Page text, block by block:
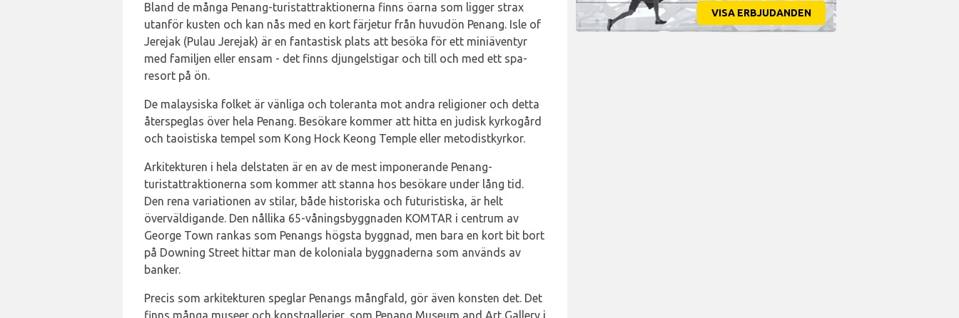
Bland de många Penang-turistattraktionerna finns öarna som ligger strax
utanför kusten och kan nås med en kort färjetur från huvudön Penang. Isle of
Jerejak (Pulau Jerejak) är en fantastisk plats att besöka för ett miniäventyr
med familjen eller ensam - det finns djungelstigar och till och med ett spa-
resort på ön.
De malaysiska folket är vänliga och toleranta mot andra religioner och detta
återspeglas över hela Penang. Besökare kommer att hitta en judisk kyrkogård
och taoistiska tempel som Kong Hock Keong Temple eller metodistkyrkor.
Arkitekturen i hela delstaten är en av de mest imponerande Penang-
turistattraktionerna som kommer att stanna hos besökare under lång tid.
Den rena variationen av stilar, både historiska och futuristiska, är helt
överväldigande. Den nållika 65-våningsbyggnaden KOMTAR i centrum av
George Town rankas som Penangs högsta byggnad, men bara en kort bit bort
på Downing Street hittar man de koloniala byggnaderna som används av
banker.
Precis som arkitekturen speglar Penangs mångfald, gör även konsten det. Det
finns många museer och konstgallerier, som Penang Museum and Art Gallery i
VISA ERBJUDANDEN